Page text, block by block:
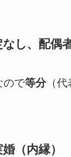
し、配偶
ので等分（代
（内縁）